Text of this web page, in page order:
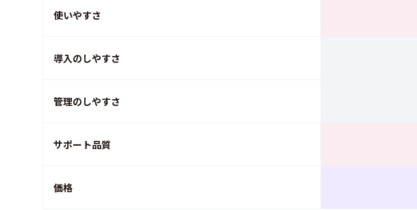
使いやすさ
導入のしやすさ
管理のしやすさ
サポート品質
価格